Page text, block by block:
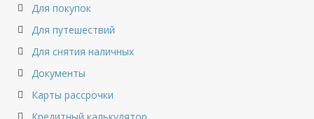
Для покупок
Для путешествий
Для снятия наличных
Документы
Карты рассрочки